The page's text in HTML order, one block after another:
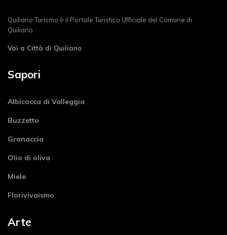
Quiliano Turismo è il Portale Turistico Ufficiale del Comune di
Quiliano.
Vai a Città di Quiliano
Sapori
Albicocca di Valleggia
Buzzetto
Granaccia
Olio di oliva
Miele
Florivivaismo
Arte